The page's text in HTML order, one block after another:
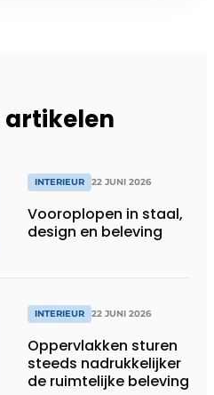
artikelen
INTERIEUR 22 JUNI 2026
Vooroplopen in staal,
design en beleving
INTERIEUR 22 JUNI 2026
Oppervlakken sturen
steeds nadrukkelijker
de ruimtelijke beleving